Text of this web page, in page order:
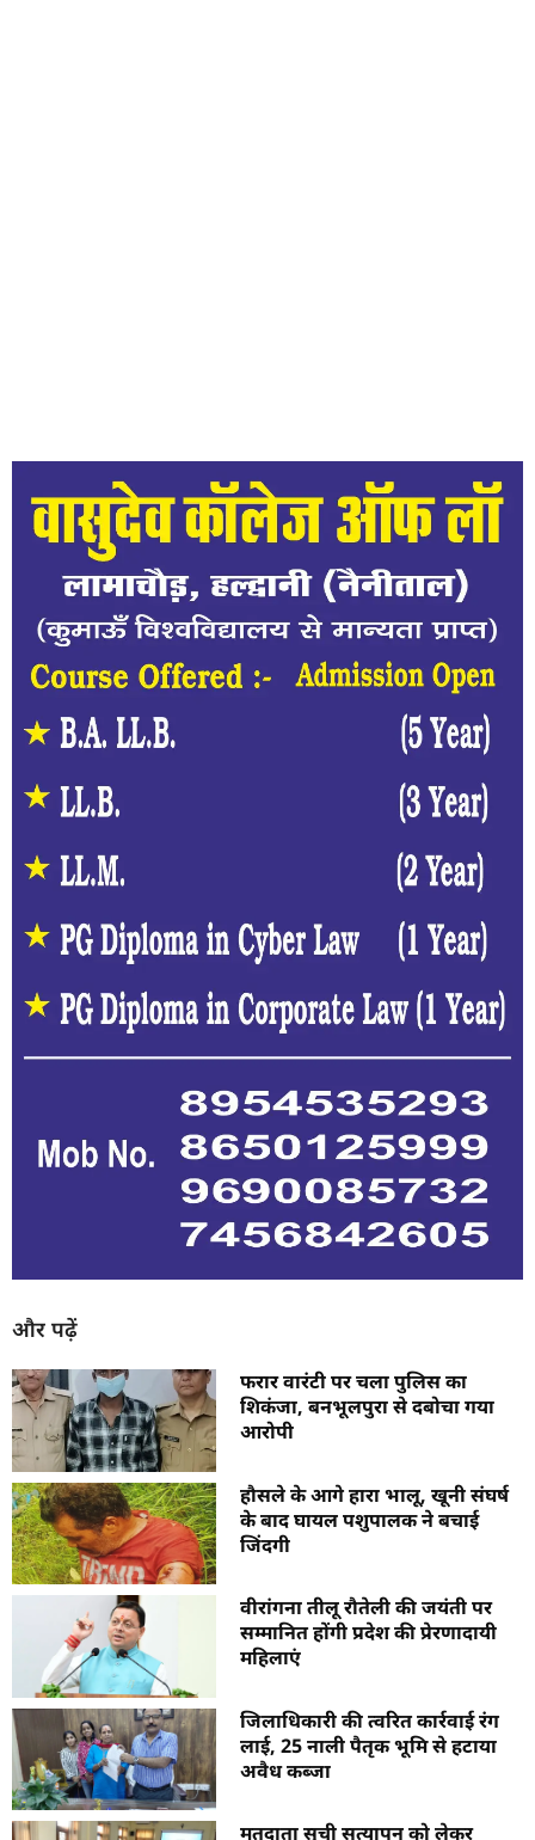
और पढ़ें
फरार वारंटी पर चला पुलिस का
शिकंजा, बनभूलपुरा से दबोचा गया
आरोपी
हौसले के आगे हारा भालू, खूनी संघर्ष
के बाद घायल पशुपालक ने बचाई
जिंदगी
वीरांगना तीलू रौतेली की जयंती पर
सम्मानित होंगी प्रदेश की प्रेरणादायी
महिलाएं
जिलाधिकारी की त्वरित कार्रवाई रंग
लाई, 25 नाली पैतृक भूमि से हटाया
अवैध कब्जा
मतदाता सूची सत्यापन को लेकर